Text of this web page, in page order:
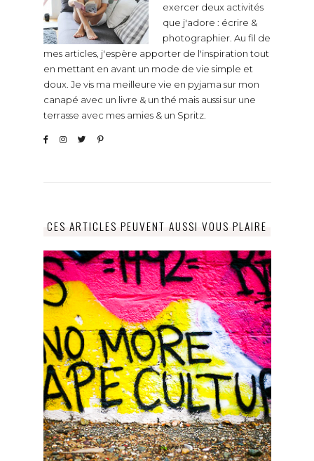
exercer deux activités
que j'adore : écrire &
photographier. Au fil de
mes articles, j'espère apporter de l'inspiration tout
en mettant en avant un mode de vie simple et
doux. Je vis ma meilleure vie en pyjama sur mon
canapé avec un livre & un thé mais aussi sur une
terrasse avec mes amies & un Spritz.
CES ARTICLES PEUVENT AUSSI VOUS PLAIRE